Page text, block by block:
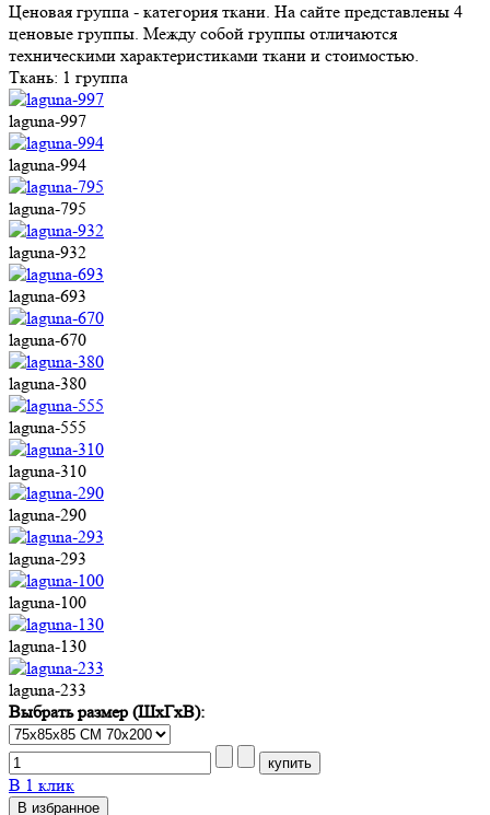
Ценовая группа - категория ткани. На сайте представлены 4
ценовые группы. Между собой группы отличаются
техническими характеристиками ткани и стоимостью.
Ткань: 1 группа
laguna-997
laguna-994
laguna-795
laguna-932
laguna-693
laguna-670
laguna-380
laguna-555
laguna-310
laguna-290
laguna-293
laguna-100
laguna-130
laguna-233
Выбрать размер (ШхГхВ):
В 1 клик
В избранное